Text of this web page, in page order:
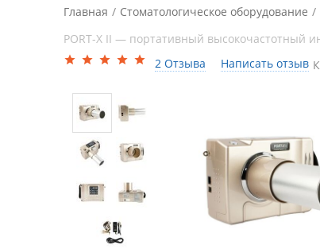
Главная / Стоматологическое оборудование /
PORT-X II — портативный высокочастотный
2 Отзыва
Написать отзыв